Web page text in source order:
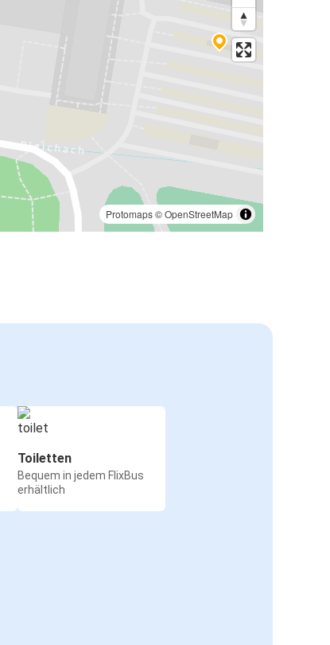
Protomaps©OpenStreetMap
Toiletten
Bequem in jedem FlixBus
erhältlich